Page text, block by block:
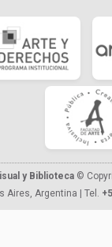
y Biblioteca ©
Aires, Argentina | Tel.